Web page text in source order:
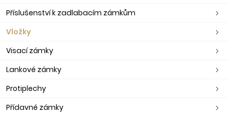
Příslušenství k zadlabacím zámkům
Vložky
Visací zámky
Lankové zámky
Protiplechy
Přídavné zámky